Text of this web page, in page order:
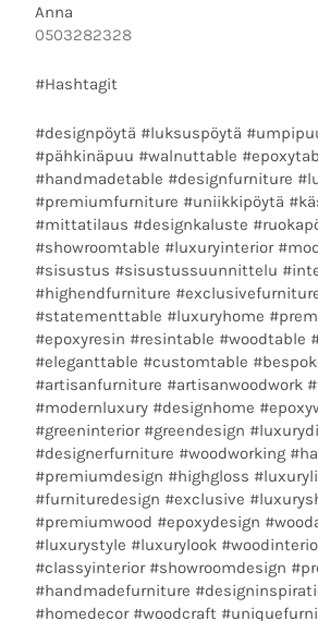
Anna
0503282328
#Hashtagit
#designpöytä #luksuspöytä
#pähkinäpuu #walnuttable
#handmadetable #designfurniture
#premiumfurniture #uniikkipöytä
#mittatilaus #designkaluste
#showroomtable #luxuryinterior
#sisustus #sisustussuunnittelu
#highendfurniture
#statementtable #luxuryhome
#epoxyresin #resintable #woodtable
#eleganttable #customtable
#artisanfurniture #artisanwoodwork
#modernluxury #designhome
#greeninterior #greendesign
#designerfurniture #woodworking
#premiumdesign #highgloss
#furnituredesign #exclusive
#premiumwood #epoxydesign
#luxurystyle #luxurylook
#classyinterior #showroomdesign
#handmadefurniture
#homedecor #woodcraft